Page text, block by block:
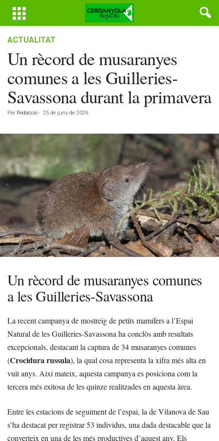
ACTUALITAT
Un rècord de musaranyes
comunes a les Guilleries-
Savassona durant la primavera
Por Redacció - 25 de juny de 2026
Un rècord de musaranyes comunes
a les Guilleries-Savassona
La recent campanya de mostreig de petits mamífers a l’Espai
Natural de les Guilleries-Savassona ha conclòs amb resultats
excepcionals, destacant la captura de 34 musaranyes comunes
(Crocidura russula), la qual cosa representa la xifra més alta en
vuit anys. Així mateix, aquesta campanya es posiciona com la
tercera més exitosa de les quinze realitzades en aquesta àrea.
Entre les estacions de seguiment de l’espai, la de Vilanova de Sau
s’ha destacat per registrar 53 individus, una dada destacable que la
converteix en una de les més productives d’aquest any. Els